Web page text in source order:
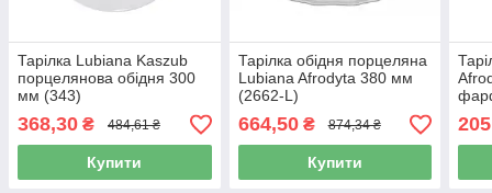
Тарілка Lubiana Kaszub
порцелянова обідня 300
мм (343)
368,30 ₴ 484,61 ₴
Купити
Тарілка обідня порцеляна
Lubiana Afrodyta 380 мм
(2662-L)
664,50₴ 874,34 ₴
Купити
та